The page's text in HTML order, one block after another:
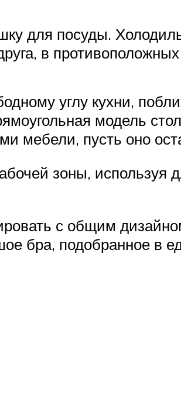
для посуды.
в
углу кухни,
модель
мебели, пусть оно
зоны, используя
с общим
бра, подобранное в